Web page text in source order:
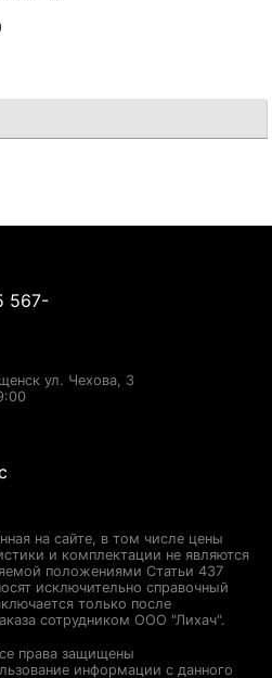
567-
ул. Чехова, 3
на сайте, в том числе цены
и комплектации не являются
положениями Статьи 437
исключительно справочный
только после
сотрудником ООО "Лихач".
права защищены
информации с данного